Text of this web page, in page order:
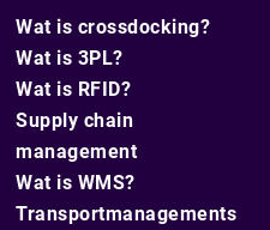
Wat is crossdocking?
Wat is 3PL?
Wat is RFID?
Supply chain
management
Wat is WMS?
Transportmanagements